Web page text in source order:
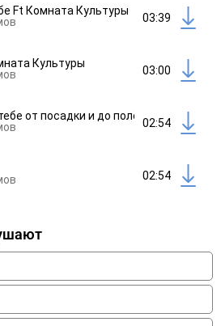
Ft Комната Культуры
03:39
Культуры
03:00
от посадки и до полёта
02:54
02:54